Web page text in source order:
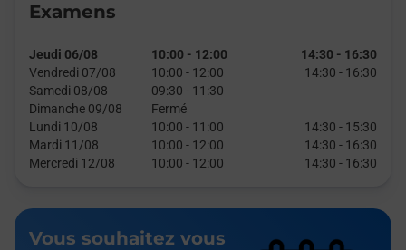
Examens
Jeudi 06/08 10:00 - 12:00 14:30 - 16:30
Vendredi 07/08
10:00 - 12:00 14:30 - 16:30
Samedi 08/08
09:30 - 11:30
Dimanche 09/08
Fermé
Lundi 10/08
10:00 - 11:00 14:30 - 15:30
Mardi 11/08
10:00 - 12:00 14:30 - 16:30
Mercredi 12/08
10:00 - 12:00 14:30 - 16:30
Vous souhaitez vous